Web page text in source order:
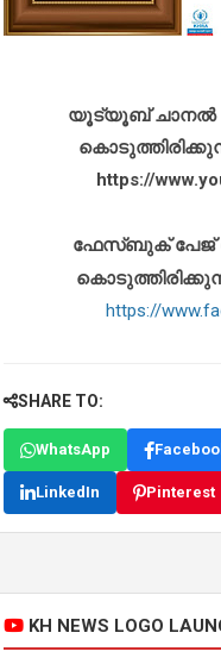
യൂട്യൂബ് ചാനൽ
https://
ഫേസ്ബുക് പേജ്
https://
SHARE TO:
WhatsApp
LinkedIn Pinterest
KH NEWS LOGO